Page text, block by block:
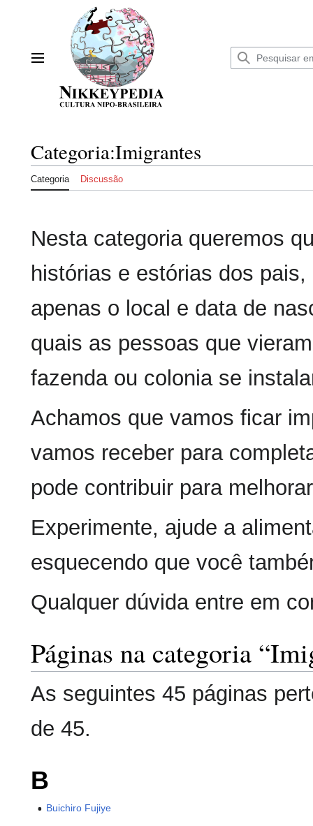
Menu principal
Categoria:Imigrantes
Categoria Discussão
Nesta categoria queremos
histórias e estórias dos
apenas o local e data de
quais as pessoas que
fazenda ou colonia se
Achamos que vamos ficar
vamos receber para
pode contribuir para
Experimente, ajude a
esquecendo que você
Qualquer dúvida entre em
Páginas na categoria
As seguintes 45 páginas
de 45.
B
Buichiro Fujiye